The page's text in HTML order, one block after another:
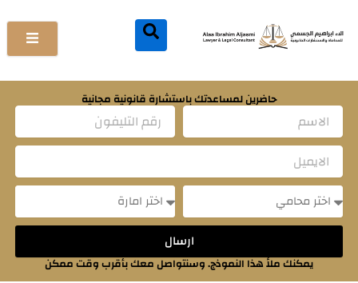
إلى
المحتوى
حاضرين لمساعدتك باستشارة قانونية مجانية
ارسال
يمكنك ملأ هذا النموذج. وسنتواصل معك بأقرب وقت ممكن